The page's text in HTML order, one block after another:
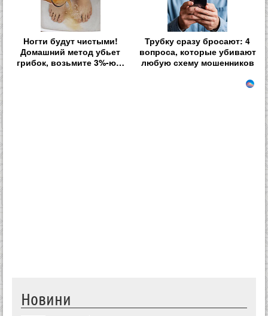
Ногти будут чистыми!
Домашний метод убьет
грибок, возьмите 3%-ю…
Трубку сразу бросают: 4
вопроса, которые убивают
любую схему мошенников
Новини